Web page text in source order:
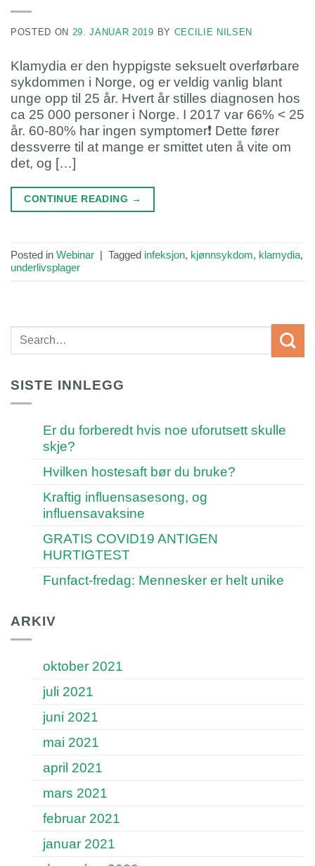
POSTED ON 29. JANUAR 2019 BY CECILIE NILSEN
Klamydia er den hyppigste seksuelt overførbare
sykdommen i Norge, og er veldig vanlig blant
unge opp til 25 år. Hvert år stilles diagnosen hos
ca 25 000 personer i Norge. I 2017 var 66% < 25
år. 60-80% har ingen symptomer❗️ Dette fører
dessverre til at mange er smittet uten å vite om
det, og […]
CONTINUE READING →
Posted in Webinar | Tagged infeksjon, kjønnsykdom, klamydia,
underlivsplager
SISTE INNLEGG
Er du forberedt hvis noe uforutsett skulle
skje?
Hvilken hostesaft bør du bruke?
Kraftig influensasesong, og
influensavaksine
GRATIS COVID19 ANTIGEN
HURTIGTEST
Funfact-fredag: Mennesker er helt unike
ARKIV
oktober 2021
juli 2021
juni 2021
mai 2021
april 2021
mars 2021
februar 2021
januar 2021